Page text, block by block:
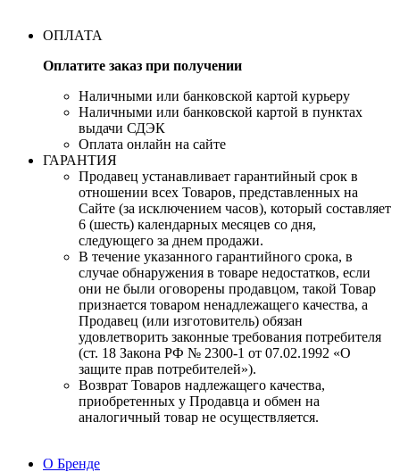
ОПЛАТА
Оплатите заказ при получении
Наличными или банковской картой курьеру
Наличными или банковской картой в пунктах
выдачи СДЭК
Оплата онлайн на сайте
ГАРАНТИЯ
Продавец устанавливает гарантийный срок в
отношении всех Товаров, представленных на
Сайте (за исключением часов), который составляет
6 (шесть) календарных месяцев со дня,
следующего за днем продажи.
В течение указанного гарантийного срока, в
случае обнаружения в товаре недостатков, если
они не были оговорены продавцом, такой Товар
признается товаром ненадлежащего качества, а
Продавец (или изготовитель) обязан
удовлетворить законные требования потребителя
(ст. 18 Закона РФ № 2300-1 от 07.02.1992 «О
защите прав потребителей»).
Возврат Товаров надлежащего качества,
приобретенных у Продавца и обмен на
аналогичный товар не осуществляется.
О Бренде